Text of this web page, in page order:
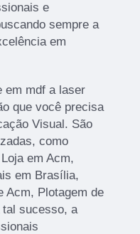
e
sempre a
em
em mdf a laser
que você precisa
Visual. São
como
em Acm,
em Brasília,
Acm, Plotagem de
tal sucesso, a